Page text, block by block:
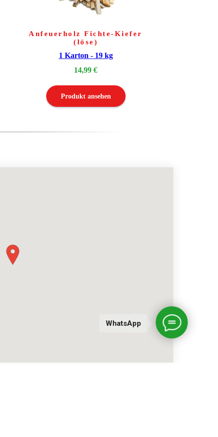
WhatsApp
Anfeuerholz Fichte-Kiefer
(löse)
1 Karton - 19 kg
14,99 €
Produkt ansehen